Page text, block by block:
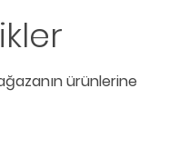
ürünlerine